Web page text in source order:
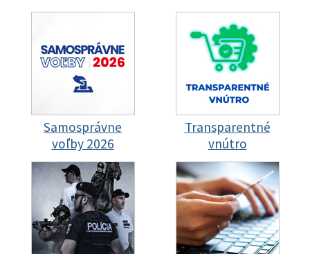
Samosprávne
voľby 2026
Transparentné
vnútro